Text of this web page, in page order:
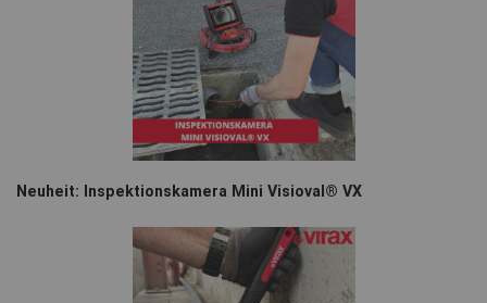
Neuheit: Inspektionskamera Mini Visioval® VX